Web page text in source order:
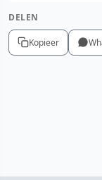
DELEN
Kopieer